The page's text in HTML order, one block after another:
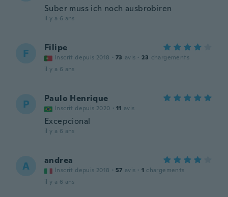
Suber muss ich noch ausbrobiren
il y a 6 ans
F Filipe
Inscrit depuis 2018 · 73 avis · 23 chargements
il y a 6 ans
P Paulo Henrique
Inscrit depuis 2020 · 11 avis
Excepcional
il y a 6 ans
A andrea
Inscrit depuis 2018 · 57 avis · 1 chargements
il y a 6 ans